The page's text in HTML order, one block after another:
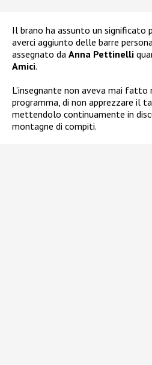
Il brano ha assunto un significato
averci aggiunto delle barre
assegnato da Anna Pettinelli
Amici.
L’insegnante non aveva mai
programma, di non apprezzare il
mettendolo continuamente in
montagne di compiti.